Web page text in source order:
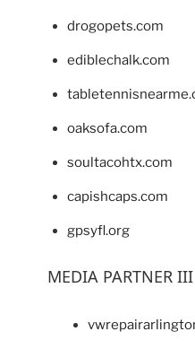
drogopets.com
ediblechalk.com
oaksofa.com
soultacohtx.com
capishcaps.com
gpsyfl.org
MEDIA PARTNER III